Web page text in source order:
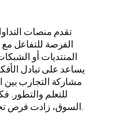
تقدم منصات
الفرصة للتفاعل
المنتديات أو
يساعد على تبادل
مشاركة التجارب بين
للتعلم والتطور.
السوق، زادت فرص تحقيق النجاح في التداول.